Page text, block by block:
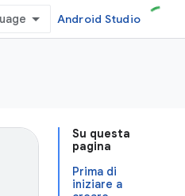
Android Studio
Su questa
pagina
Prima di
iniziare a